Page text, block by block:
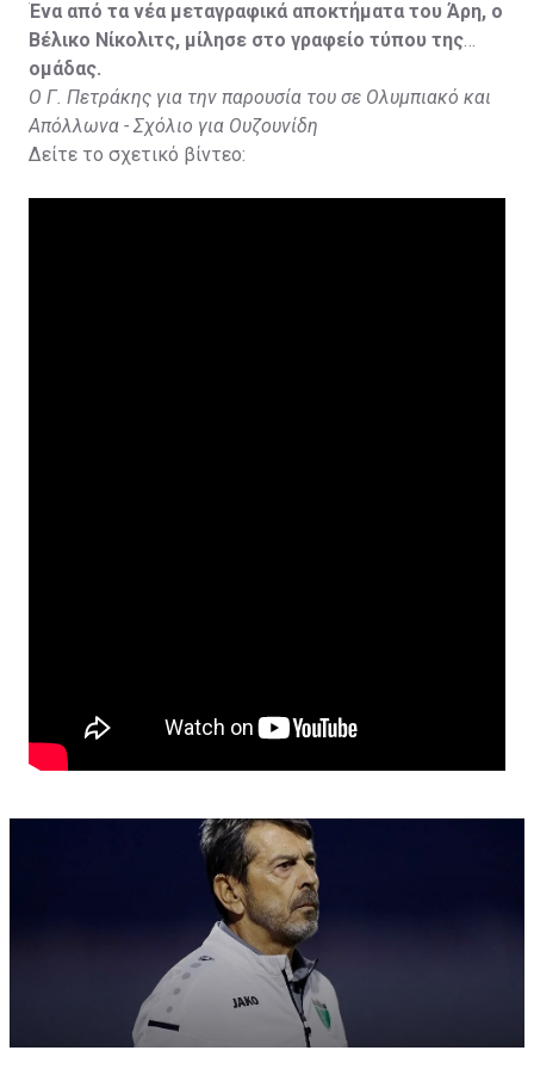
Ένα από τα νέα μεταγραφικά αποκτήματα του Άρη, ο
Βέλικο Νίκολιτς, μίλησε στο γραφείο τύπου της
ομάδας.
Ο Γ. Πετράκης για την παρουσία του σε Ολυμπιακό και
Απόλλωνα - Σχόλιο για Ουζουνίδη
Δείτε το σχετικό βίντεο: